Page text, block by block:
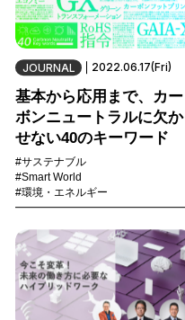
JOURNAL 2022.06.17(Fri)
基本から応用まで、カー
ボンニュートラルに欠か
せない40のキーワード
#サステナブル
#Smart World
#環境・エネルギー